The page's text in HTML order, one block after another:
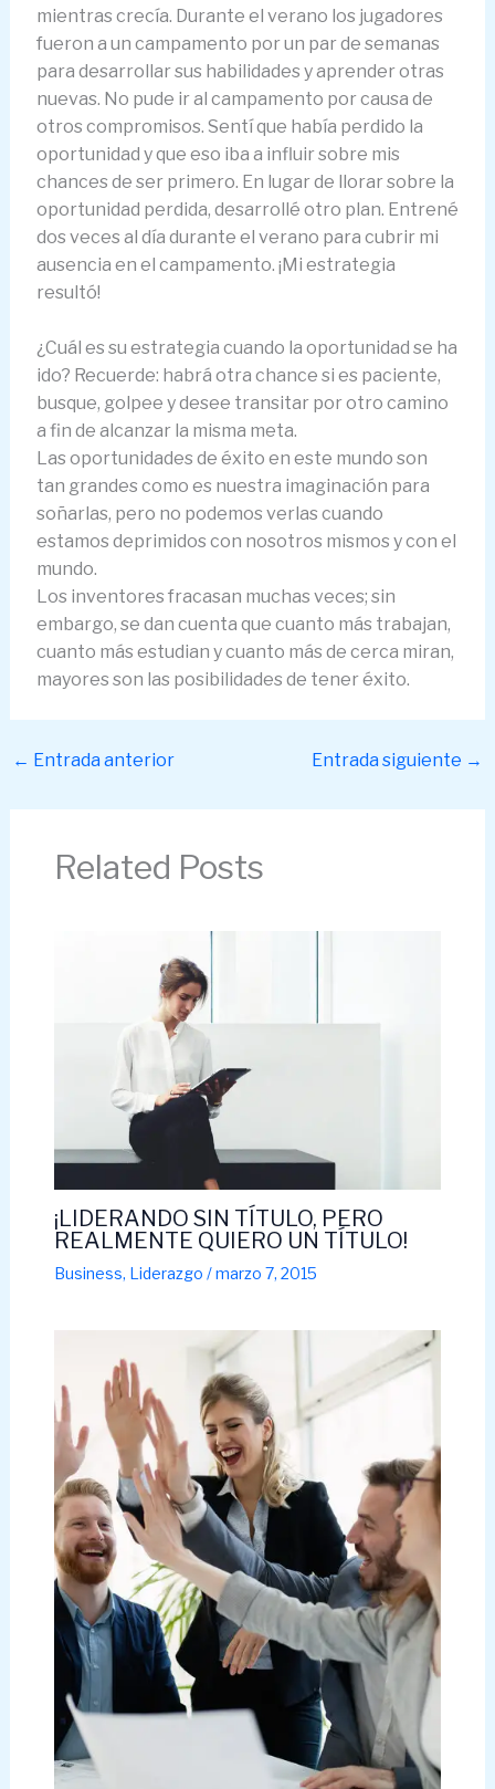
mientras crecía. Durante el verano los jugadores
fueron a un campamento por un par de semanas
para desarrollar sus habilidades y aprender otras
nuevas. No pude ir al campamento por causa de
otros compromisos. Sentí que había perdido la
oportunidad y que eso iba a influir sobre mis
chances de ser primero. En lugar de llorar sobre la
oportunidad perdida, desarrollé otro plan. Entrené
dos veces al día durante el verano para cubrir mi
ausencia en el campamento. ¡Mi estrategia
resultó!
¿Cuál es su estrategia cuando la oportunidad se ha
ido? Recuerde: habrá otra chance si es paciente,
busque, golpee y desee transitar por otro camino
a fin de alcanzar la misma meta.
Las oportunidades de éxito en este mundo son
tan grandes como es nuestra imaginación para
soñarlas, pero no podemos verlas cuando
estamos deprimidos con nosotros mismos y con el
mundo.
Los inventores fracasan muchas veces; sin
embargo, se dan cuenta que cuanto más trabajan,
cuanto más estudian y cuanto más de cerca miran,
mayores son las posibilidades de tener éxito.
← Entrada anterior Entrada siguiente →
Related Posts
¡LIDERANDO SIN TÍTULO, PERO
REALMENTE QUIERO UN TÍTULO!
Business, Liderazgo /marzo 7, 2015